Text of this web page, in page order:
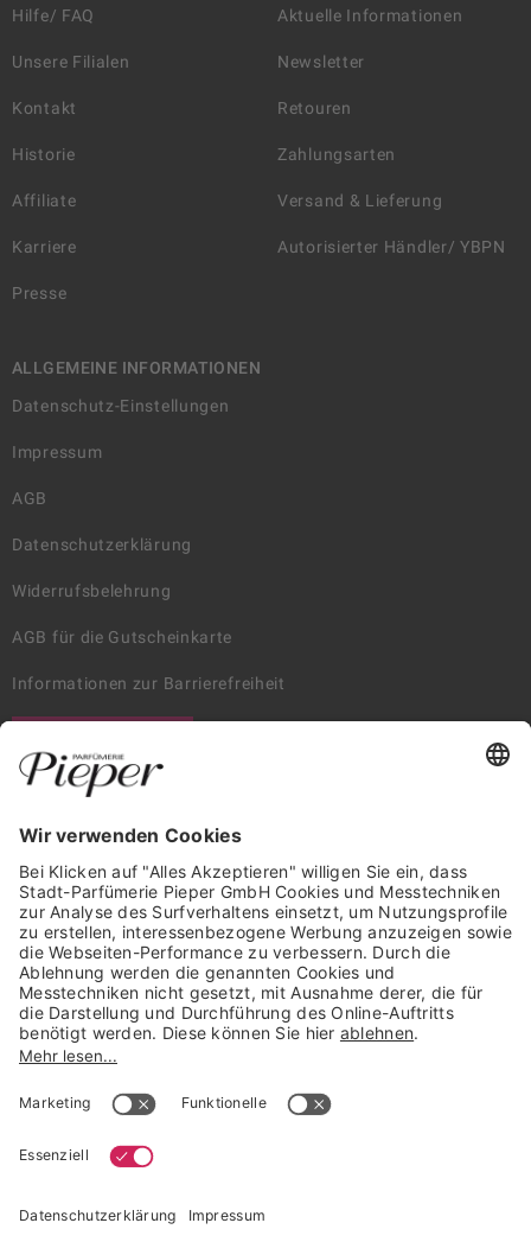
Hilfe/ FAQ
Unsere Filialen
Kontakt
Historie
Affiliate
Karriere
Presse
Aktuelle Informationen
Newsletter
Retouren
Zahlungsarten
Versand & Lieferung
Autorisierter Händler/ YBPN
ALLGEMEINE INFORMATIONEN
Datenschutz-Einstellungen
Impressum
AGB
Datenschutzerklärung
Widerrufsbelehrung
AGB für die Gutscheinkarte
Informationen zur Barrierefreiheit
Trusted Shops Mitglied seit 2010
* unverbindliche Preisempfehlung der Verbundgruppe beauty alliance